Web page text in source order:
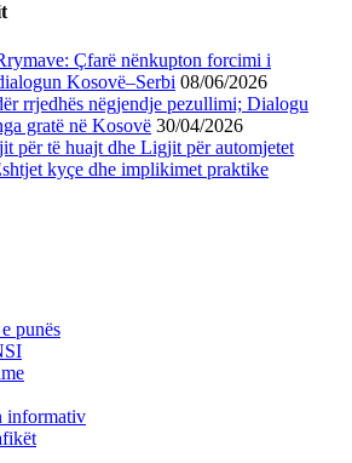
Çfarë nënkupton forcimi i
Kosovë–Serbi 08/06/2026
rrjedhës nëgjendje pezullimi; Dialogu
gratë në Kosovë 30/04/2026
për të huajt dhe Ligjit për automjetet
kyçe dhe implikimet praktike
punës
informativ